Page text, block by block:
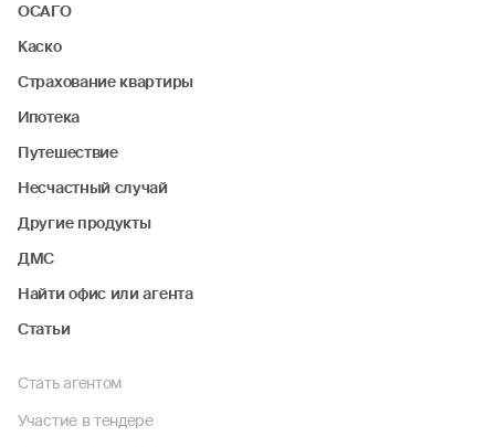
ОСАГО
Каско
Страхование квартиры
Ипотека
Путешествие
Несчастный случай
Другие продукты
ДМС
Найти офис или агента
Статьи
Стать агентом
Участие в тендере